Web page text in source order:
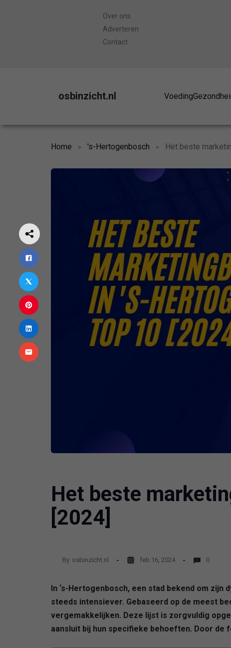
Over ons
Adverteren
Contact
osbinzicht.nl Voeding
Home 's-Hertogenbosch
Het beste
[2024]
By osbinzicht.nl feb 16, 2024 0
In ‘s-Hertogenbosch, een stad bekend om
steeds intensiever. Gebaseerd op de meest
vergemakkelijken. Deze lijst is zorgvuldig
aansluit bij hun specifieke behoeften. Door de